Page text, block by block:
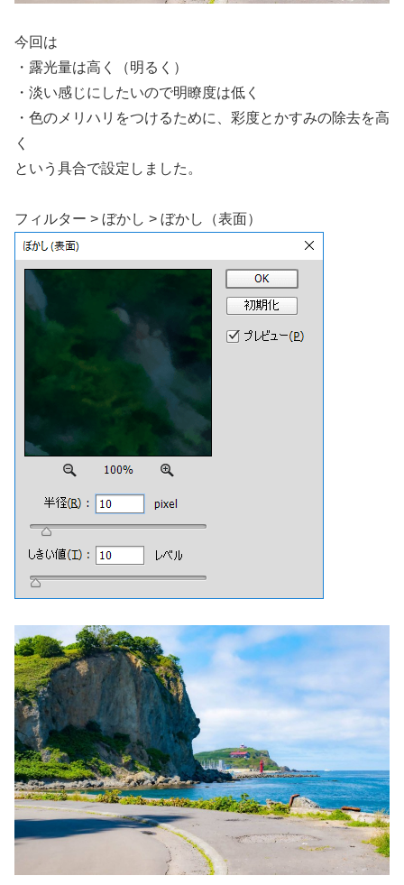
今回は
・露光量は高く（明るく）
・淡い感じにしたいので明瞭度は低く
・色のメリハリをつけるために、彩度とかすみの除去を高
く
という具合で設定しました。
フィルター > ぼかし > ぼかし（表面）